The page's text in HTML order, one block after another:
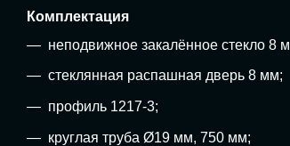
Комплектация
неподвижное закалённое стекло 8
стеклянная распашная дверь 8 мм;
профиль 1217-3;
круглая труба Ø19 мм, 750 мм;